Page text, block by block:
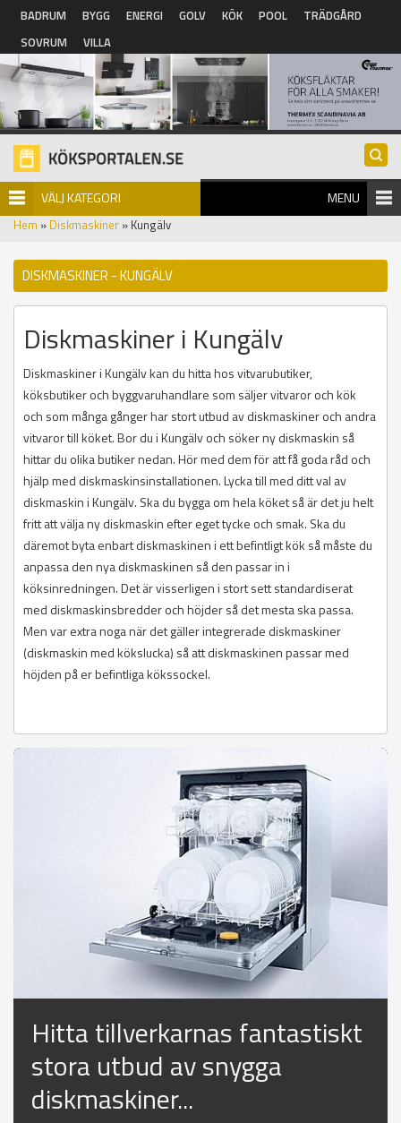
Hoppa till huvudinnehåll
BADRUM BYGG ENERGI GOLV KÖK POOL
TRÄDGÅRD
SOVRUM
VILLA
VÄLJ KATEGORI MENU
Hem » Diskmaskiner » Kungälv
DISKMASKINER - KUNGÄLV
Diskmaskiner i Kungälv
Diskmaskiner i Kungälv kan du hitta hos vitvarubutiker,
köksbutiker och byggvaruhandlare som säljer vitvaror och kök
och som många gånger har stort utbud av diskmaskiner och andra
vitvaror till köket. Bor du i Kungälv och söker ny diskmaskin så
hittar du olika butiker nedan. Hör med dem för att få goda råd och
hjälp med diskmaskinsinstallationen. Lycka till med ditt val av
diskmaskin i Kungälv. Ska du bygga om hela köket så är det ju helt
fritt att välja ny diskmaskin efter eget tycke och smak. Ska du
däremot byta enbart diskmaskinen i ett befintligt kök så måste du
anpassa den nya diskmaskinen så den passar in i
köksinredningen. Det är visserligen i stort sett standardiserat
med diskmaskinsbredder och höjder så det mesta ska passa.
Men var extra noga när det gäller integrerade diskmaskiner
(diskmaskin med kökslucka) så att diskmaskinen passar med
höjden på er befintliga kökssockel.
Hitta tillverkarnas fantastiskt
stora utbud av snygga
diskmaskiner...